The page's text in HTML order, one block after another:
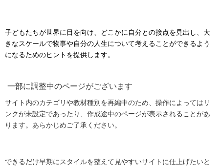
子どもたちが世界に目を向け、どこかに自分との接点を見出し、大
きなスケールで物事や自分の人生について考えることができるよう
になるためのヒントを提供します。
一部に調整中のページがございます
サイト内のカテゴリや教材種別を再編中のため、操作によってはリ
ンクが未設定であったり、作成途中のページが表示されることがあ
ります。あらかじめご了承ください。
できるだけ早期にスタイルを整えて見やすいサイトに仕上げたいと